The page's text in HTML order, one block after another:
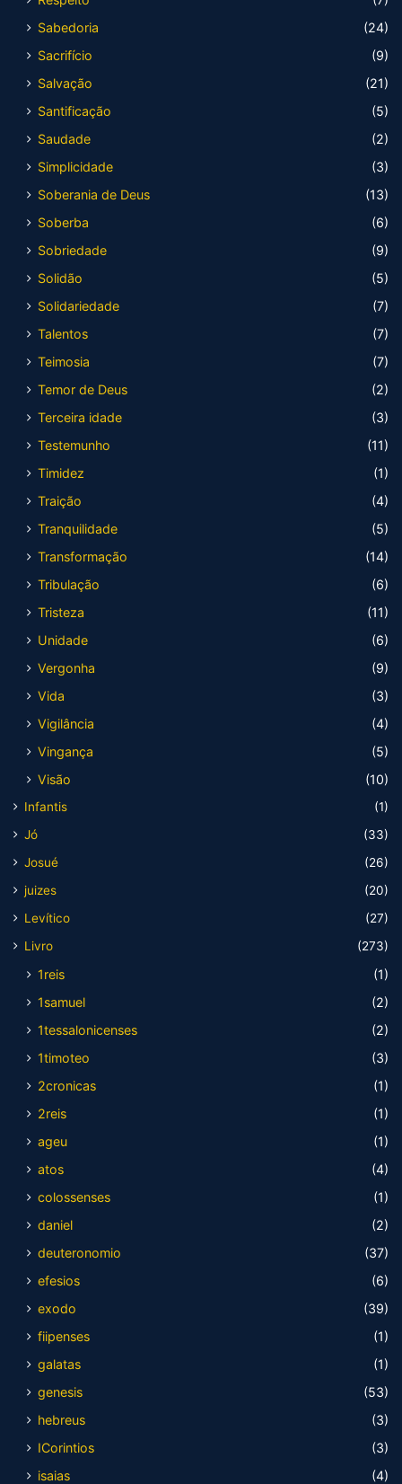
Sabedoria
(24)
Sacrifício
(9)
Salvação
(21)
Santificação
(5)
Saudade
(2)
Simplicidade
(3)
Soberania de Deus
(13)
Soberba
(6)
Sobriedade
(9)
Solidão
(5)
Solidariedade
(7)
Talentos
(7)
Teimosia
(7)
Temor de Deus
(2)
Terceira idade
(3)
Testemunho
(11)
Timidez
(1)
Traição
(4)
Tranquilidade
(5)
Transformação
(14)
Tribulação
(6)
Tristeza
(11)
Unidade
(6)
Vergonha
(9)
Vida
(3)
Vigilância
(4)
Vingança
(5)
Visão
(10)
Infantis
(1)
Jó
(33)
Josué
(26)
juizes
(20)
Levítico
(27)
Livro
(273)
1reis
(1)
1samuel
(2)
1tessalonicenses
(2)
1timoteo
(3)
2cronicas
(1)
2reis
(1)
ageu
(1)
atos
(4)
colossenses
(1)
daniel
(2)
deuteronomio
(37)
efesios
(6)
exodo
(39)
fiipenses
(1)
galatas
(1)
genesis
(53)
hebreus
(3)
ICorintios
(3)
isaias
(4)